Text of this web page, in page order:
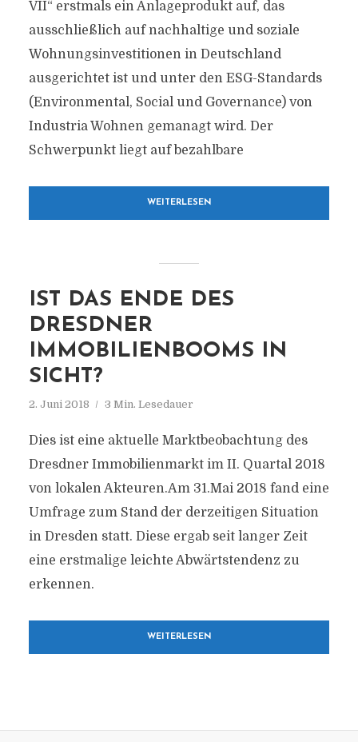
VII“ erstmals ein Anlageprodukt auf, das
ausschließlich auf nachhaltige und soziale
Wohnungsinvestitionen in Deutschland
ausgerichtet ist und unter den ESG-Standards
(Environmental, Social und Governance) von
Industria Wohnen gemanagt wird. Der
Schwerpunkt liegt auf bezahlbare
WEITERLESEN
IST DAS ENDE DES
DRESDNER
IMMOBILIENBOOMS IN
SICHT?
2. Juni 2018 3 Min. Lesedauer
Dies ist eine aktuelle Marktbeobachtung des
Dresdner Immobilienmarkt im II. Quartal 2018
von lokalen Akteuren.Am 31.Mai 2018 fand eine
Umfrage zum Stand der derzeitigen Situation
in Dresden statt. Diese ergab seit langer Zeit
eine erstmalige leichte Abwärtstendenz zu
erkennen.
WEITERLESEN